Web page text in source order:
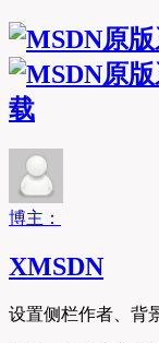
载
博主：
XMSDN
设置侧栏作者、背